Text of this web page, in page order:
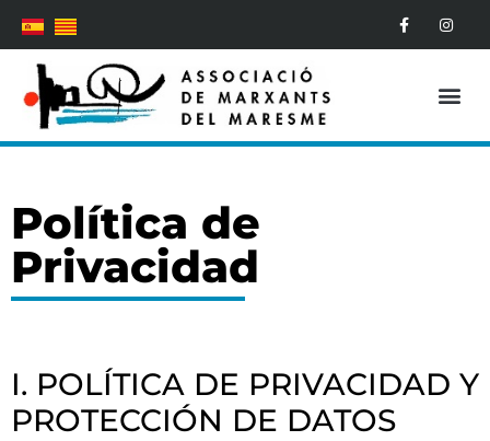
Política de
Privacidad
I. POLÍTICA DE PRIVACIDAD Y
PROTECCIÓN DE DATOS